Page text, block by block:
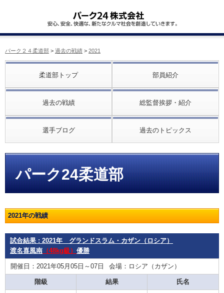
パーク２４柔道部 > 過去の戦績 > 2021
柔道部トップ 部員紹介
過去の戦績 総監督挨拶・紹介
選手ブログ 過去のトピックス
パーク24柔道部
2021年の戦績
試合結果 : 2021年 グランドスラム・カザン（ロシア）
渡名喜風南 （48kg級） 優勝
開催日：2021年05月05日～07日 会場：ロシア（カザン）
階級 結果 氏名